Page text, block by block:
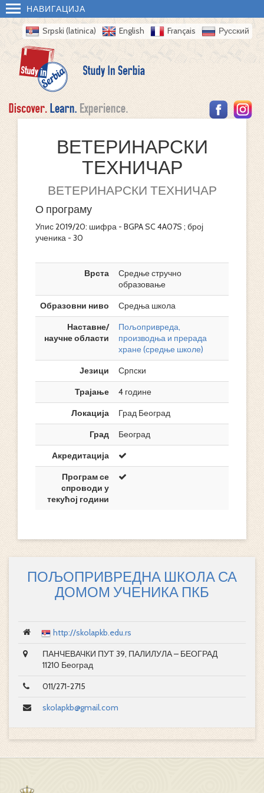
НАВИГАЦИЈА
Srpski (latinica) English Français Русский
ВЕТЕРИНАРСКИ
ТЕХНИЧАР
ВЕТЕРИНАРСКИ ТЕХНИЧАР
О програму
Упис 2019/20: шифра - BGPA SC 4A07S ; број
ученика - 30
Врста
Средње стручно
образовање
Образовни ниво
Средња школа
Наставне/
научне области
Пољопривреда,
производња и прерада
хране (средње школе)
Језици
Српски
Трајање
4 године
Локација
Град Београд
Град
Београд
Акредитација
Програм се
спроводи у
текућој години
ПОЉОПРИВРЕДНА ШКОЛА СА
ДОМОМ УЧЕНИКА ПКБ
http://skolapkb.edu.rs
ПАНЧЕВАЧКИ ПУТ 39, ПАЛИЛУЛА – БЕОГРАД
11210 Београд
011/271-2715
skolapkb@gmail.com